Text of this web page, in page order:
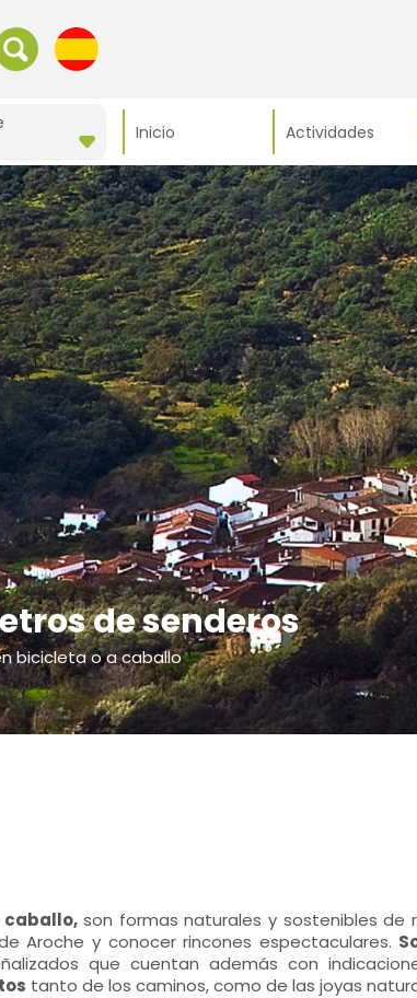
Inicio Actividades
de senderos
bicicleta o a caballo
caballo,son formas naturales y sostenibles de
Aroche y conocer rincones espectaculares.
que cuentan además con
tanto de los caminos, como de las joyas